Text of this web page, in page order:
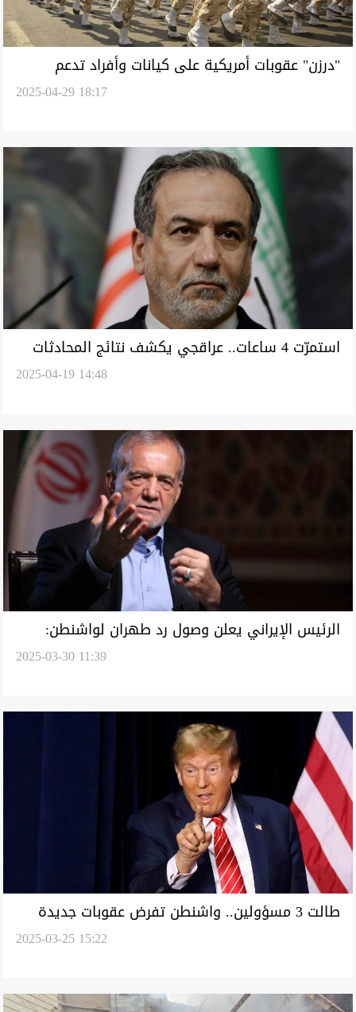
"درزن" عقوبات أمريكية على كيانات وأفراد تدعم
2025-04-29 18:17
استمرّت 4 ساعات.. عراقجي يكشف نتائج المحادثات
2025-04-19 14:48
الرئيس الإيراني يعلن وصول رد طهران لواشنطن:
2025-03-30 11:39
طالت 3 مسؤولين.. واشنطن تفرض عقوبات جديدة
2025-03-25 15:22